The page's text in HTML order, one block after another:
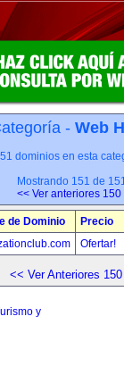
- Web
dominios en esta
Mostrando 151 de
<< Ver anteriores 150
de Dominio
Precio
Ofertar!
<< Ver Anteriores 150
y